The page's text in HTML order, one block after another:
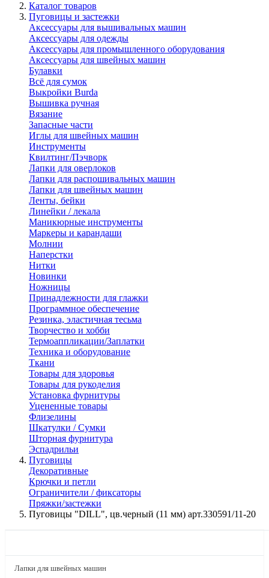
Каталог товаров
Пуговицы и застежки
Аксессуары для вышивальных машин
Аксессуары для одежды
Аксессуары для промышленного оборудования
Аксессуары для швейных машин
Булавки
Всё для сумок
Выкройки Burda
Вышивка ручная
Вязание
Запасные части
Иглы для швейных машин
Инструменты
Квилтинг/Пэчворк
Лапки для оверлоков
Лапки для распошивальных машин
Лапки для швейных машин
Ленты, бейки
Линейки / лекала
Маникюрные инструменты
Маркеры и карандаши
Молнии
Наперстки
Нитки
Новинки
Ножницы
Принадлежности для глажки
Программное обеспечение
Резинка, эластичная тесьма
Творчество и хобби
Термоаппликации/Заплатки
Техника и оборудование
Ткани
Товары для здоровья
Товары для рукоделия
Установка фурнитуры
Уцененные товары
Флизелины
Шкатулки / Сумки
Шторная фурнитура
Эспадрильи
Пуговицы
Декоративные
Крючки и петли
Ограничители / фиксаторы
Пряжки/застежки
Пуговицы "DILL", цв.черный (11 мм) арт.330591/11-20
Лапки для швейных машин